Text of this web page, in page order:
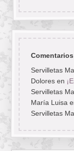
Servilletas
Doloresen
Servilletas
María Luisa
Servilletas